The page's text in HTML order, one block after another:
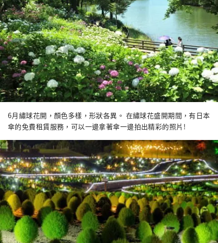
6月繡球花開，顏色多樣，形狀各異。 在繡球花盛開期間，有日本
傘的免費租賃服務，可以一邊拿著傘一邊拍出精彩的照片!